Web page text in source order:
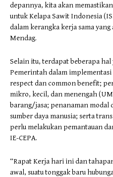
depannya, kita akan
untuk Kelapa Sawit Indonesia
dalam kerangka kerja sama yang
Mendag.
Selain itu, terdapat beberapa
Pemerintah dalam
respect dan common benefit;
mikro, kecil, dan menengah
barang/jasa; penanaman modal
sumber daya manusia; serta
perlu melakukan pemantauan
IE-CEPA.
“Rapat Kerja hari ini dan
awal, suatu tonggak baru